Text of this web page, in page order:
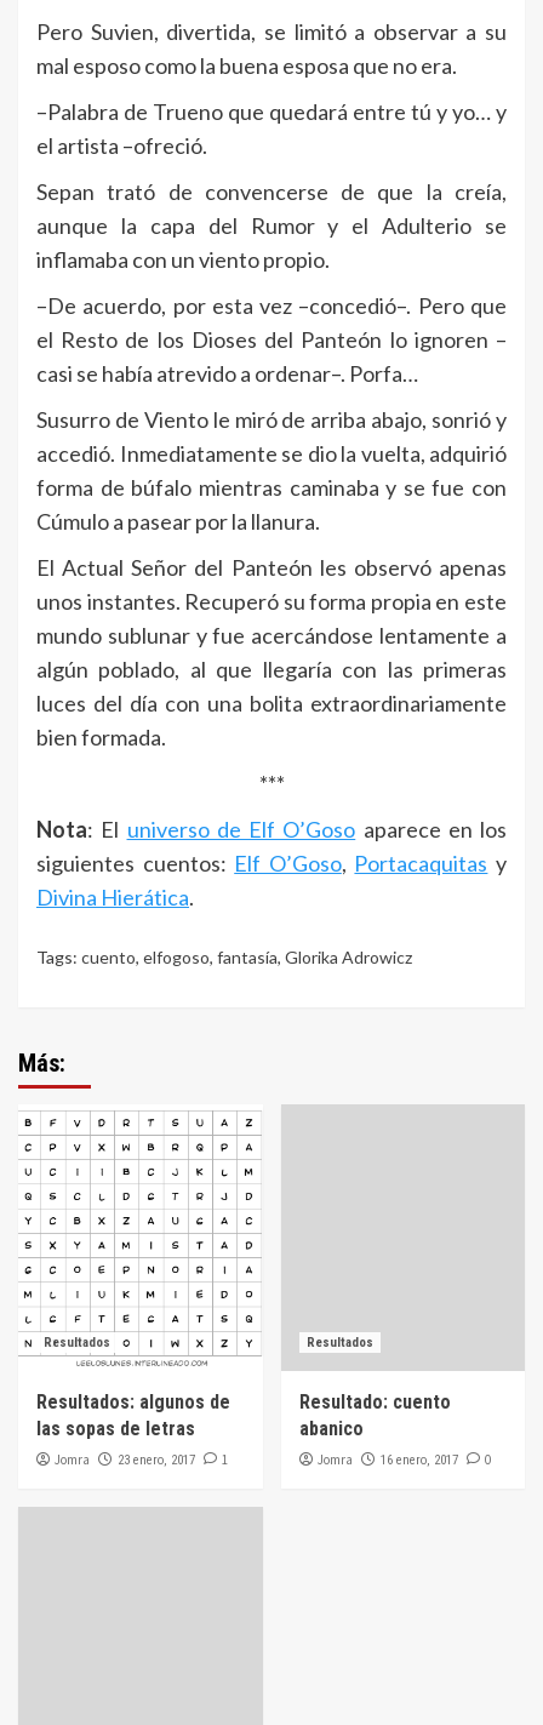
Pero Suvien, divertida, se limitó a observar a su
mal esposo como la buena esposa que no era.
–Palabra de Trueno que quedará entre tú y yo… y
el artista –ofreció.
Sepan trató de convencerse de que la creía,
aunque la capa del Rumor y el Adulterio se
inflamaba con un viento propio.
–De acuerdo, por esta vez –concedió–. Pero que
el Resto de los Dioses del Panteón lo ignoren –
casi se había atrevido a ordenar–. Porfa…
Susurro de Viento le miró de arriba abajo, sonrió y
accedió. Inmediatamente se dio la vuelta, adquirió
forma de búfalo mientras caminaba y se fue con
Cúmulo a pasear por la llanura.
El Actual Señor del Panteón les observó apenas
unos instantes. Recuperó su forma propia en este
mundo sublunar y fue acercándose lentamente a
algún poblado, al que llegaría con las primeras
luces del día con una bolita extraordinariamente
bien formada.
***
Nota: El universo de Elf O’Goso aparece en los
siguientes cuentos: Elf O’Goso, Portacaquitas y
Divina Hierática.
Tags: cuento, elfogoso, fantasía, Glorika Adrowicz
Más:
Resultados
Resultados: algunos de
las sopas de letras
Jomra 23 enero, 2017 1
Resultados
Resultado: cuento
abanico
Jomra 16 enero, 2017 0